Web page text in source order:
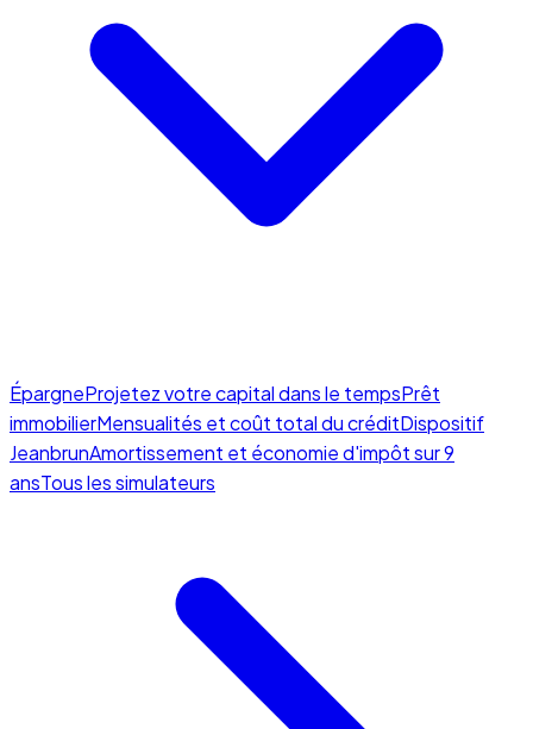
ÉpargneProjetez votre capital dans le tempsPrêt
immobilierMensualités et coût total du créditDispositif
JeanbrunAmortissement et économie d'impôt sur 9
ansTous les simulateurs